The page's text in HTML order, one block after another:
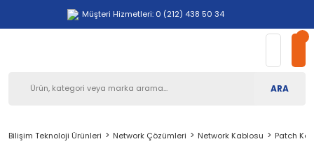
Müşteri Hizmetleri: 0 (212) 438 50 34
ARA
Bilişim Teknoloji Ürünleri Network Çözümleri Network Kablosu Patch